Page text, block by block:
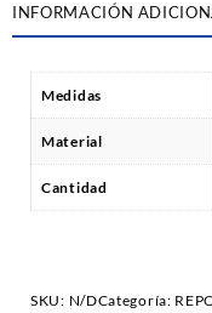
INFORMACIÓN
Medidas
Material
Cantidad
SKU: N/DCategoría: